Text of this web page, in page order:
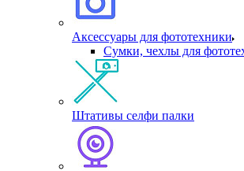
Аксессуары для фототехники
Сумки, чехлы для
Штативы селфи палки